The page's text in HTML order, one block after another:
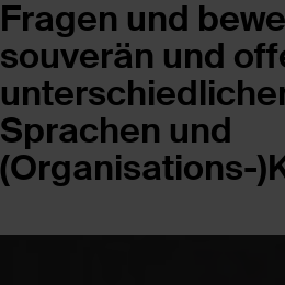
Fragen und
souverän und
Sprachen und
(Organisations-